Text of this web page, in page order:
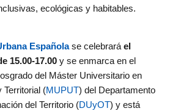
ecológicas y habitables.
Española se celebrará el
15.00-17.00 y se enmarca en el
del Máster Universitario en
Territorial (MUPUT) del Departamento
del Territorio (DUyOT) y está